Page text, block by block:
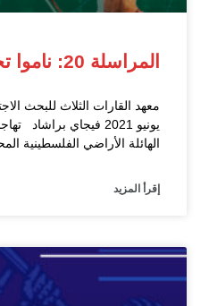
المراسلة 20: ناموا تحت أجيج النيران
يونيو 2021 فيجاي
الهائلة الأراضي الفلسطينية
إقرأ المزيد